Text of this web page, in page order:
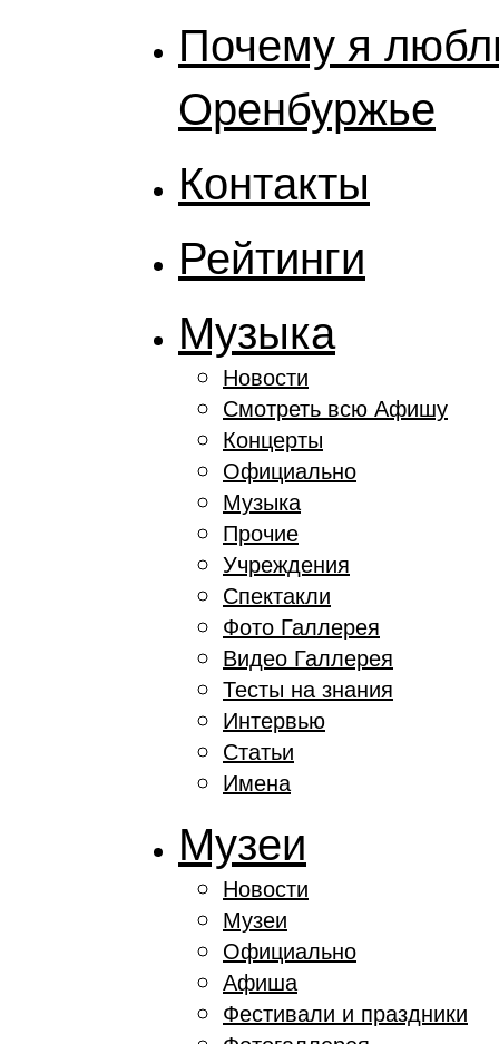
Почему я
Оренбуржье
Контакты
Рейтинги
Музыка
Новости
Смотреть всю Афишу
Концерты
Официально
Музыка
Прочие
Учреждения
Спектакли
Фото Галлерея
Видео Галлерея
Тесты на знания
Интервью
Статьи
Имена
Музеи
Новости
Музеи
Официально
Афиша
Фестивали и праздники